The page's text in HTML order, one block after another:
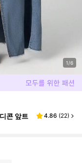
1/6
콘 앞트
4.86 (22)